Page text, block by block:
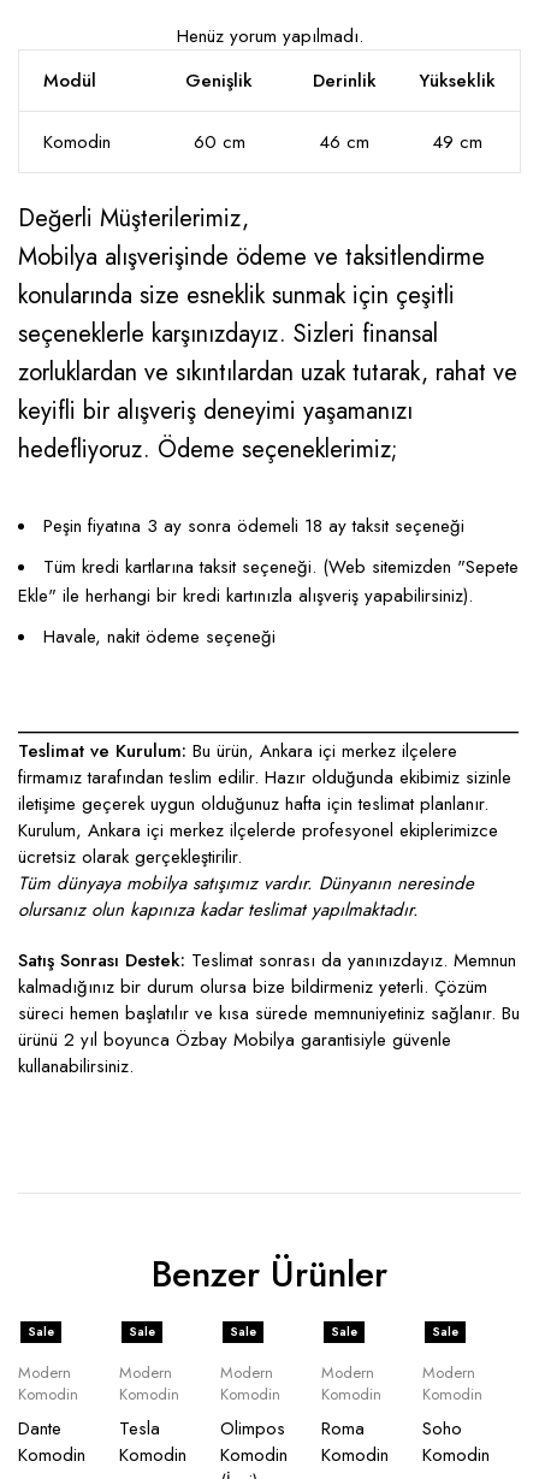
Henüz yorum yapılmadı.
Modül
Genişlik Derinlik Yükseklik
Komodin 60 cm 46 cm 49 cm
Değerli Müşterilerimiz,
Mobilya alışverişinde ödeme ve taksitlendirme
konularında size esneklik sunmak için çeşitli
seçeneklerle karşınızdayız. Sizleri finansal
zorluklardan ve sıkıntılardan uzak tutarak, rahat ve
keyifli bir alışveriş deneyimi yaşamanızı
hedefliyoruz. Ödeme seçeneklerimiz;
Peşin fiyatına 3 ay sonra ödemeli 18 ay taksit seçeneği
Tüm kredi kartlarına taksit seçeneği. (Web sitemizden "Sepete
Ekle" ile herhangi bir kredi kartınızla alışveriş yapabilirsiniz).
Havale, nakit ödeme seçeneği
____________________________________________________
Teslimat ve Kurulum: Bu ürün, Ankara içi merkez ilçelere
firmamız tarafından teslim edilir. Hazır olduğunda ekibimiz sizinle
iletişime geçerek uygun olduğunuz hafta için teslimat planlanır.
Kurulum, Ankara içi merkez ilçelerde profesyonel ekiplerimizce
ücretsiz olarak gerçekleştirilir.
Tüm dünyaya mobilya satışımız vardır. Dünyanın neresinde
olursanız olun kapınıza kadar teslimat yapılmaktadır.
Satış Sonrası Destek: Teslimat sonrası da yanınızdayız. Memnun
kalmadığınız bir durum olursa bize bildirmeniz yeterli. Çözüm
süreci hemen başlatılır ve kısa sürede memnuniyetiniz sağlanır. Bu
ürünü 2 yıl boyunca Özbay Mobilya garantisiyle güvenle
kullanabilirsiniz.
Benzer Ürünler
Sale
Modern
Komodin
Dante
Komodin
Sale
Modern
Komodin
Tesla
Komodin
Sale
Modern
Komodin
Olimpos
Komodin
Sale
Modern
Komodin
Roma
Komodin
Sale
Modern
Komodin
Soho
Komodin